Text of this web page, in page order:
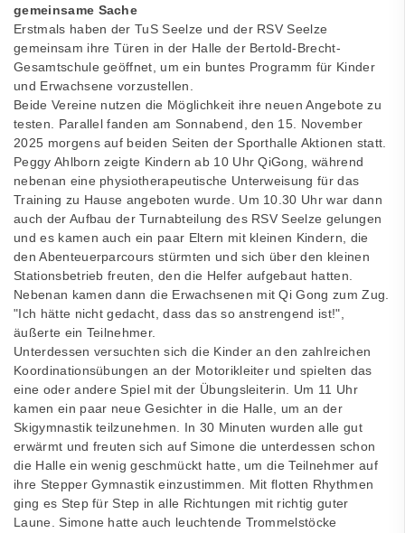
gemeinsame Sache
Erstmals haben der TuS Seelze und der RSV Seelze
gemeinsam ihre Türen in der Halle der Bertold-Brecht-
Gesamtschule geöffnet, um ein buntes Programm für Kinder
und Erwachsene vorzustellen.
Beide Vereine nutzen die Möglichkeit ihre neuen Angebote zu
testen. Parallel fanden am Sonnabend, den 15. November
2025 morgens auf beiden Seiten der Sporthalle Aktionen statt.
Peggy Ahlborn zeigte Kindern ab 10 Uhr QiGong, während
nebenan eine physiotherapeutische Unterweisung für das
Training zu Hause angeboten wurde. Um 10.30 Uhr war dann
auch der Aufbau der Turnabteilung des RSV Seelze gelungen
und es kamen auch ein paar Eltern mit kleinen Kindern, die
den Abenteuerparcours stürmten und sich über den kleinen
Stationsbetrieb freuten, den die Helfer aufgebaut hatten.
Nebenan kamen dann die Erwachsenen mit Qi Gong zum Zug.
"Ich hätte nicht gedacht, dass das so anstrengend ist!",
äußerte ein Teilnehmer.
Unterdessen versuchten sich die Kinder an den zahlreichen
Koordinationsübungen an der Motorikleiter und spielten das
eine oder andere Spiel mit der Übungsleiterin. Um 11 Uhr
kamen ein paar neue Gesichter in die Halle, um an der
Skigymnastik teilzunehmen. In 30 Minuten wurden alle gut
erwärmt und freuten sich auf Simone die unterdessen schon
die Halle ein wenig geschmückt hatte, um die Teilnehmer auf
ihre Stepper Gymnastik einzustimmen. Mit flotten Rhythmen
ging es Step für Step in alle Richtungen mit richtig guter
Laune. Simone hatte auch leuchtende Trommelstöcke